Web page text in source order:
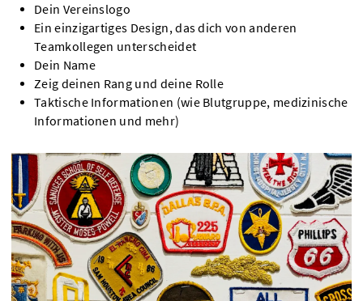
Dein Vereinslogo
Ein einzigartiges Design, das dich von anderen
Teamkollegen unterscheidet
Dein Name
Zeig deinen Rang und deine Rolle
Taktische Informationen (wie Blutgruppe, medizinische
Informationen und mehr)